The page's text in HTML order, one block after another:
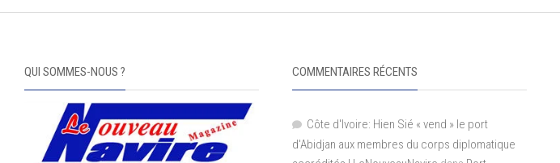
QUI SOMMES-NOUS ? COMMENTAIRES RÉCENTS
Côte d'Ivoire: Hien Sié « vend » le port
d'Abidjan aux membres du corps diplomatique